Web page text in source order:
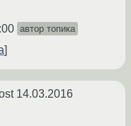
автор топика
14.03.2016